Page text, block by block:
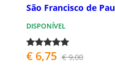
São Francisco de
DISPONÍVEL
€ 6,75 € 9,00